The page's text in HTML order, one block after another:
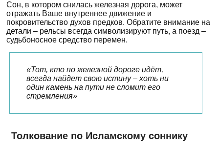
Сон, в котором снилась железная дорога, может
отражать Ваше внутреннее движение и
покровительство духов предков. Обратите внимание на
детали – рельсы всегда символизируют путь, а поезд –
судьбоносное средство перемен.
«Тот, кто по железной дороге идёт,
всегда найдет свою истину – хоть ни
один камень на пути не сломит его
стремления»
Толкование по Исламскому соннику